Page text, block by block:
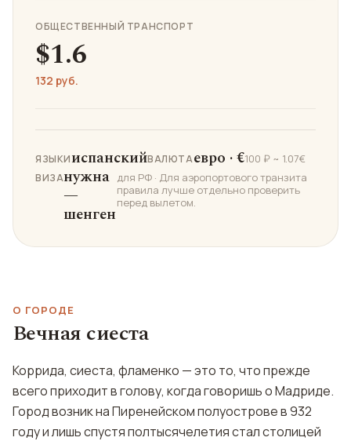
ОБЩЕСТВЕННЫЙ ТРАНСПОРТ
$1.6
132 руб.
ЯЗЫКИиспанскийВАЛЮТАевро · €100 ₽ ~ 1.07€
ВИЗАнужна
—
шенген
для РФ · Для аэропортового транзита
правила лучше отдельно проверить
перед вылетом.
О ГОРОДЕ
Вечная сиеста
Коррида, сиеста, фламенко — это то, что прежде
всего приходит в голову, когда говоришь о Мадриде.
Город возник на Пиренейском полуострове в 932
году и лишь спустя полтысячелетия стал столицей